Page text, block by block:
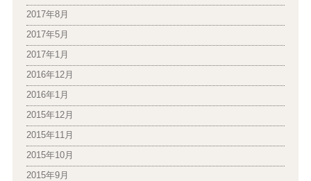
2017年8月
2017年5月
2017年1月
2016年12月
2016年1月
2015年12月
2015年11月
2015年10月
2015年9月